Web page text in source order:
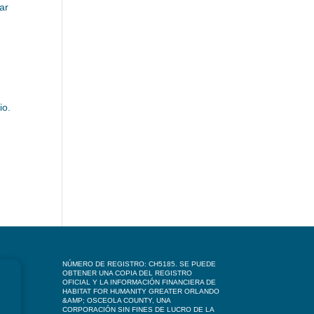
NÚMERO DE REGISTRO: CH5185. SE PUEDE
OBTENER UNA COPIA DEL REGISTRO
OFICIAL Y LA INFORMACIÓN FINANCIERA DE
HABITAT FOR HUMANITY GREATER ORLANDO
&AMP; OSCEOLA COUNTY, UNA
CORPORACIÓN SIN FINES DE LUCRO DE LA